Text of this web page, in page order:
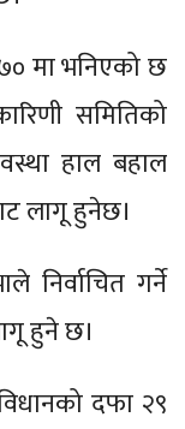
मा भनिएको छ
समितिको
हाल बहाल
लागू हुनेछ।
निर्वाचित गर्ने
हुने छ।
दफा २९